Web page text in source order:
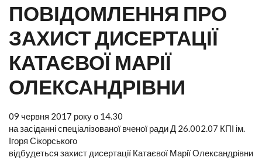
ПОВІДОМЛЕННЯ ПРО
ЗАХИСТ ДИСЕРТАЦІЇ
КАТАЄВОЇ МАРІЇ
ОЛЕКСАНДРІВНИ
09 червня 2017 року о 14.30
на засіданні спеціалізованої вченої ради Д 26.002.07 КПІ ім.
Ігоря Сікорського
відбудеться захист дисертації Катаєвої Марії Олександрівни